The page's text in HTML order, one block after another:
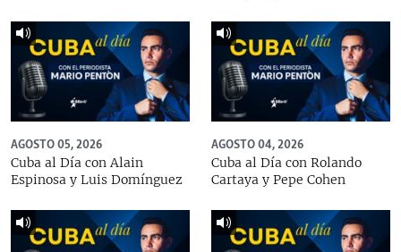
AGOSTO 05, 2026
Cuba al Día con Alain
Espinosa y Luis Domínguez
AGOSTO 04, 2026
Cuba al Día con Rolando
Cartaya y Pepe Cohen